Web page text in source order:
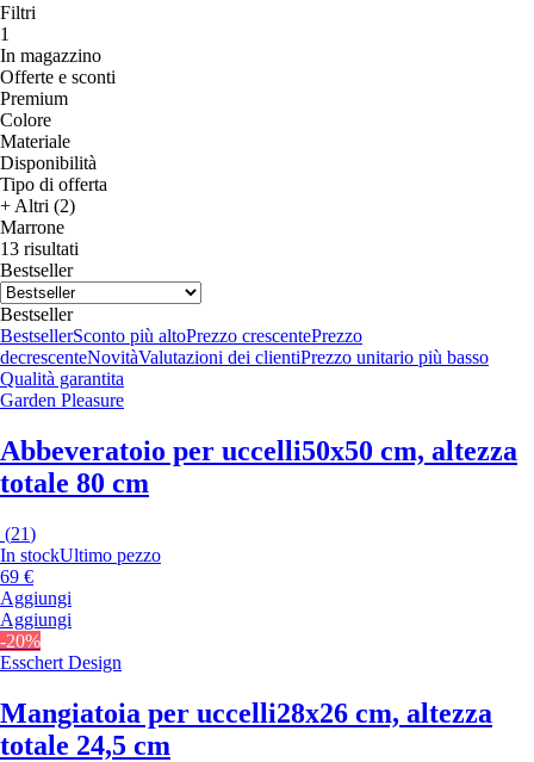
Filtri
1
In magazzino
Offerte e sconti
Premium
Colore
Materiale
Disponibilità
Tipo di offerta
+ Altri (2)
Marrone
13 risultati
Bestseller
Bestseller
BestsellerSconto più altoPrezzo crescentePrezzo
decrescenteNovitàValutazioni dei clientiPrezzo unitario più basso
Qualità garantita
Garden Pleasure
Abbeveratoio per uccelli50x50 cm, altezza
totale 80 cm
(21)
In stockUltimo pezzo
69 €
Aggiungi
Aggiungi
-20%
Esschert Design
Mangiatoia per uccelli28x26 cm, altezza
totale 24,5 cm